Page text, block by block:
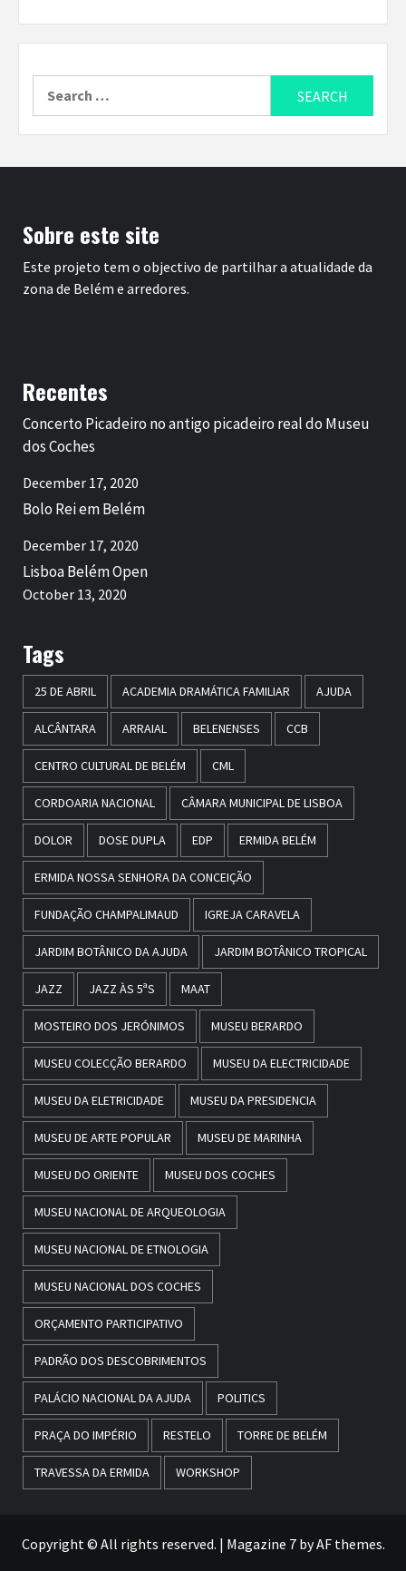
Sobre este site
Este projeto tem o objectivo de partilhar a atualidade da
zona de Belém e arredores.
Recentes
Concerto Picadeiro no antigo picadeiro real do Museu
dos Coches
December 17, 2020
Bolo Rei em Belém
December 17, 2020
Lisboa Belém Open
October 13, 2020
Tags
25 DE ABRIL ACADEMIA DRAMÁTICA FAMILIAR AJUDA
ALCÂNTARA ARRAIAL BELENENSES CCB
CENTRO CULTURAL DE BELÉM CML
CORDOARIA NACIONAL CÂMARA MUNICIPAL DE LISBOA
DOLOR DOSE DUPLA EDP ERMIDA BELÉM
ERMIDA NOSSA SENHORA DA CONCEIÇÃO
FUNDAÇÃO CHAMPALIMAUD IGREJA CARAVELA
JARDIM BOTÂNICO DA AJUDA JARDIM BOTÂNICO TROPICAL
JAZZ JAZZ ÀS 5ªS MAAT
MOSTEIRO DOS JERÓNIMOS MUSEU BERARDO
MUSEU COLECÇÃO BERARDO MUSEU DA ELECTRICIDADE
MUSEU DA ELETRICIDADE MUSEU DA PRESIDENCIA
MUSEU DE ARTE POPULAR MUSEU DE MARINHA
MUSEU DO ORIENTE MUSEU DOS COCHES
MUSEU NACIONAL DE ARQUEOLOGIA
MUSEU NACIONAL DE ETNOLOGIA
MUSEU NACIONAL DOS COCHES
ORÇAMENTO PARTICIPATIVO
PADRÃO DOS DESCOBRIMENTOS
PALÁCIO NACIONAL DA AJUDA POLITICS
PRAÇA DO IMPÉRIO RESTELO TORRE DE BELÉM
TRAVESSA DA ERMIDA WORKSHOP
Copyright © All rights reserved. | Magazine 7by AF themes.